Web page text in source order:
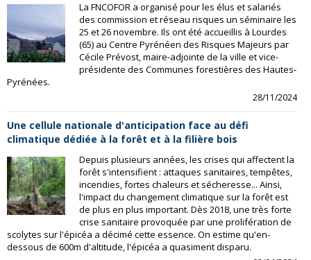
La FNCOFOR a organisé pour les élus et salariés
des commission et réseau risques un séminaire les
25 et 26 novembre. Ils ont été accueillis à Lourdes
(65) au Centre Pyrénéen des Risques Majeurs par
Cécile Prévost, maire-adjointe de la ville et vice-
présidente des Communes forestières des Hautes-
Pyrénées.
28/11/2024
Une cellule nationale d'anticipation face au défi
climatique dédiée à la forêt et à la filière bois
Depuis plusieurs années, les crises qui affectent la
forêt s'intensifient : attaques sanitaires, tempêtes,
incendies, fortes chaleurs et sécheresse... Ainsi,
l'impact du changement climatique sur la forêt est
de plus en plus important. Dès 2018, une très forte
crise sanitaire provoquée par une prolifération de
scolytes sur l'épicéa a décimé cette essence. On estime qu'en-
dessous de 600m d'altitude, l'épicéa a quasiment disparu.